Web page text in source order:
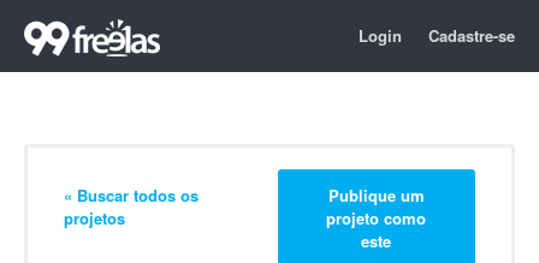
Login Cadastre-se
« Buscar todos os
projetos
Publique um
projeto como
este